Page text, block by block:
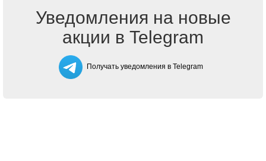
Уведомления на новые
акции в Telegram
Получать уведомления в Telegram